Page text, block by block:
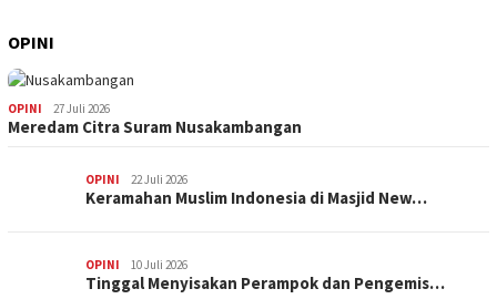
OPINI
OPINI 27 Juli 2026
Meredam Citra Suram Nusakambangan
OPINI 22 Juli 2026
Keramahan Muslim Indonesia di Masjid New…
OPINI 10 Juli 2026
Tinggal Menyisakan Perampok dan Pengemis…